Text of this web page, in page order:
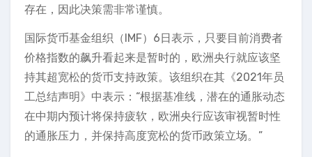
存在，因此决策需非常谨慎。
国际货币基金组织（IMF）6日表示，只要目前消费者
价格指数的飙升看起来是暂时的，欧洲央行就应该坚
持其超宽松的货币支持政策。该组织在其《2021年员
工总结声明》中表示：“根据基准线，潜在的通胀动态
在中期内预计将保持疲软，欧洲央行应该审视暂时性
的通胀压力，并保持高度宽松的货币政策立场。”